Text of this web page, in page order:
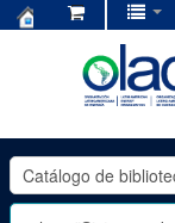
OLADE
-